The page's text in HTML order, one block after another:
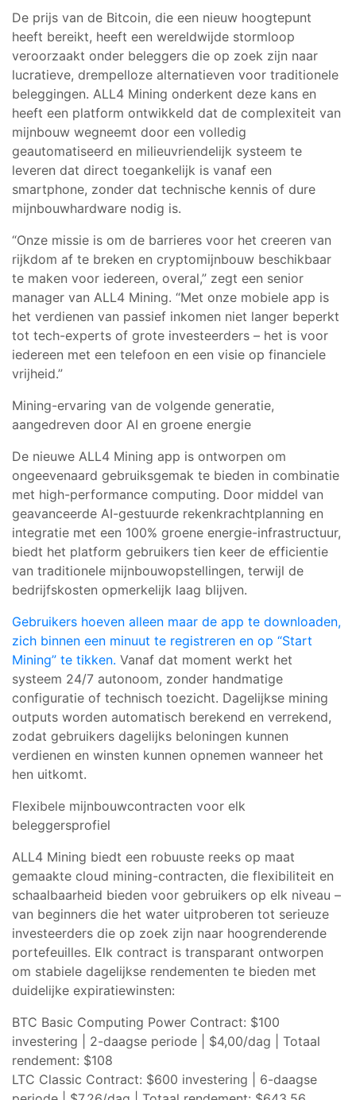
De prijs van de Bitcoin, die een nieuw hoogtepunt
heeft bereikt, heeft een wereldwijde stormloop
veroorzaakt onder beleggers die op zoek zijn naar
lucratieve, drempelloze alternatieven voor traditionele
beleggingen. ALL4 Mining onderkent deze kans en
heeft een platform ontwikkeld dat de complexiteit van
mijnbouw wegneemt door een volledig
geautomatiseerd en milieuvriendelijk systeem te
leveren dat direct toegankelijk is vanaf een
smartphone, zonder dat technische kennis of dure
mijnbouwhardware nodig is.
“Onze missie is om de barrieres voor het creeren van
rijkdom af te breken en cryptomijnbouw beschikbaar
te maken voor iedereen, overal,” zegt een senior
manager van ALL4 Mining. “Met onze mobiele app is
het verdienen van passief inkomen niet langer beperkt
tot tech-experts of grote investeerders – het is voor
iedereen met een telefoon en een visie op financiele
vrijheid.”
Mining-ervaring van de volgende generatie,
aangedreven door AI en groene energie
De nieuwe ALL4 Mining app is ontworpen om
ongeevenaard gebruiksgemak te bieden in combinatie
met high-performance computing. Door middel van
geavanceerde AI-gestuurde rekenkrachtplanning en
integratie met een 100% groene energie-infrastructuur,
biedt het platform gebruikers tien keer de efficientie
van traditionele mijnbouwopstellingen, terwijl de
bedrijfskosten opmerkelijk laag blijven.
Gebruikers hoeven alleen maar de app te downloaden,
zich binnen een minuut te registreren en op “Start
Mining” te tikken. Vanaf dat moment werkt het
systeem 24/7 autonoom, zonder handmatige
configuratie of technisch toezicht. Dagelijkse mining
outputs worden automatisch berekend en verrekend,
zodat gebruikers dagelijks beloningen kunnen
verdienen en winsten kunnen opnemen wanneer het
hen uitkomt.
Flexibele mijnbouwcontracten voor elk
beleggersprofiel
ALL4 Mining biedt een robuuste reeks op maat
gemaakte cloud mining-contracten, die flexibiliteit en
schaalbaarheid bieden voor gebruikers op elk niveau –
van beginners die het water uitproberen tot serieuze
investeerders die op zoek zijn naar hoogrenderende
portefeuilles. Elk contract is transparant ontworpen
om stabiele dagelijkse rendementen te bieden met
duidelijke expiratiewinsten:
BTC Basic Computing Power Contract: $100
investering | 2-daagse periode | $4,00/dag | Totaal
rendement: $108
LTC Classic Contract: $600 investering | 6-daagse